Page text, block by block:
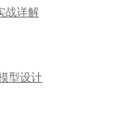
战详解
型设计